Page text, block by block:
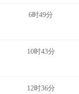
6时49分
10时43分
12时36分